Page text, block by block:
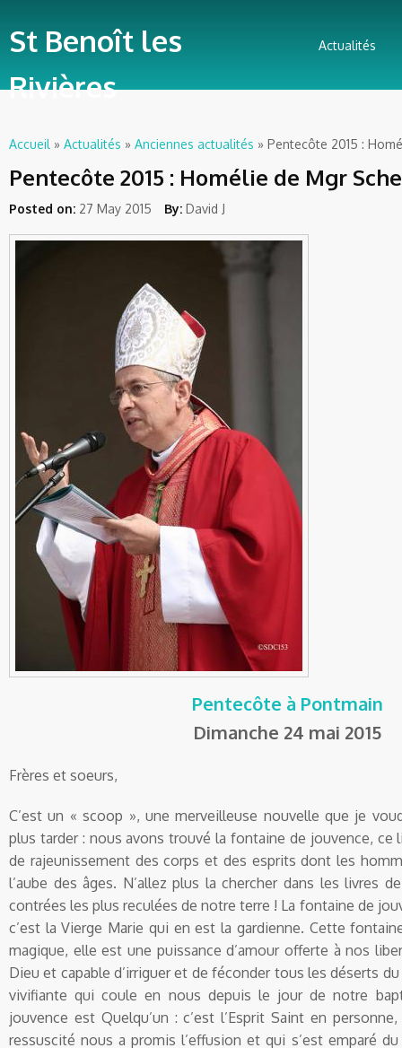
St Benoît les
Rivières
Actualités
Vous êtes ici
Accueil » Actualités » Anciennes actualités » Pentecôte 2015 :
Pentecôte 2015 : Homélie de Mgr
Posted on: 27 May 2015 By: David J
Pentecôte à Pontmain
Dimanche 24 mai 2015
Frères et soeurs,
C’est un « scoop », une merveilleuse nouvelle que je
plus tarder : nous avons trouvé la fontaine de jouvence, ce
de rajeunissement des corps et des esprits dont les
l’aube des âges. N’allez plus la chercher dans les livres
contrées les plus reculées de notre terre ! La fontaine de
c’est la Vierge Marie qui en est la gardienne. Cette
magique, elle est une puissance d’amour offerte à nos
Dieu et capable d’irriguer et de féconder tous les déserts
vivifiante qui coule en nous depuis le jour de notre
jouvence est Quelqu’un : c’est l’Esprit Saint en
ressuscité nous a promis l’effusion et qui s’est emparé